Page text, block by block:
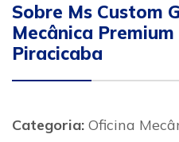
Sobre Ms Custom
Mecânica
Piracicaba
Categoria: Oficina